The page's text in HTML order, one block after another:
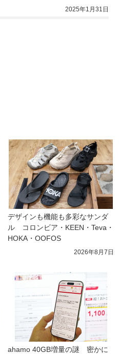
2025年1月31日
デザインも機能も多彩なサンダ
ル　コロンビア・KEEN・Teva・
HOKA・OOFOS
2026年8月7日
ahamo 40GB増量の謎　密かに